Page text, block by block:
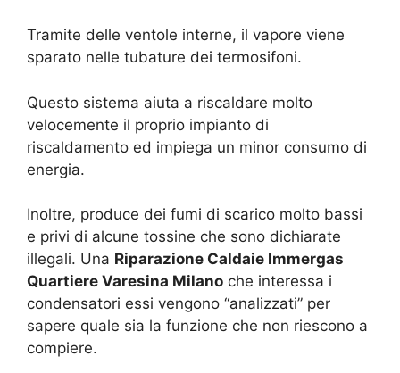
Tramite delle ventole interne, il vapore viene
sparato nelle tubature dei termosifoni.
Questo sistema aiuta a riscaldare molto
velocemente il proprio impianto di
riscaldamento ed impiega un minor consumo di
energia.
Inoltre, produce dei fumi di scarico molto bassi
e privi di alcune tossine che sono dichiarate
illegali. Una Riparazione Caldaie Immergas
Quartiere Varesina Milano che interessa i
condensatori essi vengono “analizzati” per
sapere quale sia la funzione che non riescono a
compiere.